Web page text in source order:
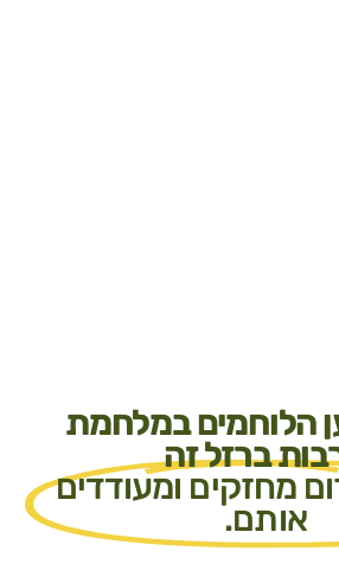
הלוחמים במלחמת
ברזל זה
מחזקים ומעודדים
אותם.